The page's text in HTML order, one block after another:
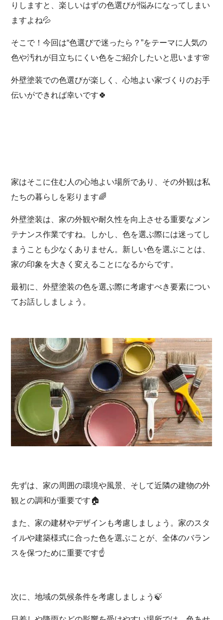
りしますと、楽しいはずの色選びが悩みになってしまい
ますよね💦
そこで！今回は“色選びで迷ったら？”をテーマに人気の
色や汚れが目立ちにくい色をご紹介したいと思います🌸
外壁塗装での色選びが楽しく、心地よい家づくりのお手
伝いができれば幸いです🍀
家はそこに住む人の心地よい場所であり、その外観は私
たちの暮らしを彩ります🌈
外壁塗装は、家の外観や耐久性を向上させる重要なメン
テナンス作業ですね。しかし、色を選ぶ際には迷ってし
まうことも少なくありません。新しい色を選ぶことは、
家の印象を大きく変えることになるからです。
最初に、外壁塗装の色を選ぶ際に考慮すべき要素につい
てお話ししましょう。
先ずは、家の周囲の環境や風景、そして近隣の建物の外
観との調和が重要です🏠
また、家の建材やデザインも考慮しましょう。家のスタ
イルや建築様式に合った色を選ぶことが、全体のバラン
スを保つために重要です☝
次に、地域の気候条件を考慮しましょう🍃